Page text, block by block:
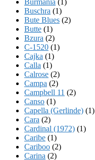
Buschra (1)
Bute Blues (2)
Butte (1)
Bzura (2)
C-1520 (1)
Cajka (1)
Calla (1)
Calrose (2)
Campa (2)
Campbell 11 (2)
Canso (1)
Capella (Gerlinde) (1)
Cara (2)
Cardinal (1972) (1)
Caribe (1)
Cariboo (2)
Carina (2)